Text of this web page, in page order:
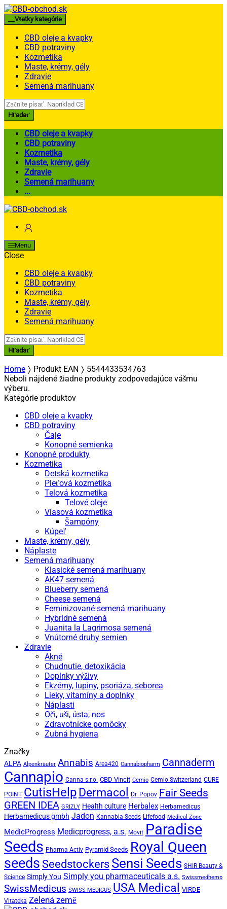
Skip
to
navigation
Skip
to
content
Všetky kategórie
CBD oleje a kvapky
CBD potraviny
Kozmetika
Maste, krémy, gély
Zdravie
Semená marihuany
Search
for:
Hľadať
CBD oleje a kvapky
CBD potraviny
Kozmetika
Maste, krémy, gély
Zdravie
Semená marihuany
...
Menu
Close
CBD oleje a kvapky
CBD potraviny
Kozmetika
Maste, krémy, gély
Zdravie
Semená marihuany
Search
for:
Hľadať
Home Produkt EAN
5544433534763
Neboli nájdené žiadne produkty zodpovedajúce vášmu
výberu.
Kategórie produktov
CBD oleje a kvapky
CBD potraviny
Čaje
Konopné semienka
Konopné produkty
Kozmetika
Detská kozmetika
Pleťová kozmetika
Telová kozmetika
Telové oleje
Vlasová kozmetika
Šampóny
Kúpeľ
Maste, krémy, gély
Náplaste
Semená marihuany
Klasické semená marihuany
AK47 semená
Blueberry semená
Cheese semená
Feminizované semená marihuany
Hybridné semená
Juanita la Lagrimosa semená
Vnútorné druhy semien
Zdravie
Akné
Chudnutie, detoxikácia
Doplnky výživy
Ekzémy, lupiny, psoriáza, seborea
Lieky, vitamíny a doplnky
Náplasti
Oči, uši, ústa, nos
Zdravotnícke pomôcky
Zubná hygiena
Značky
ALPA Alpenkräuter Annabis Area420 Cannabiopharm Cannaderm
Cannapio Canna s.r.o. CBD Vincit Cemio Cemio Switzerland CURE
POINT CutisHelpDermacol Dr. Popov Fair Seeds
GREEN IDEA GRIZLY Health culture Herbalex Herbamedicus
Herbamedicus gmbh Jadon Kannabia Seeds Lifefood Medical Zone
MedicProgress Medicprogress, a.s. Movit Paradise
Seeds Pharma Activ Pyramid Seeds Royal Queen
seeds Seedstockers Sensi Seeds SHIR Beauty &
Science Simply You Simply you pharmaceuticals a.s. Swissmedhemp
SwissMedicus SWISS MEDICUS USA Medical VIRDE
Vitateka Zelená země